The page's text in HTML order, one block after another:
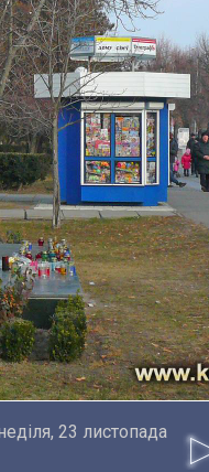
23 листопада